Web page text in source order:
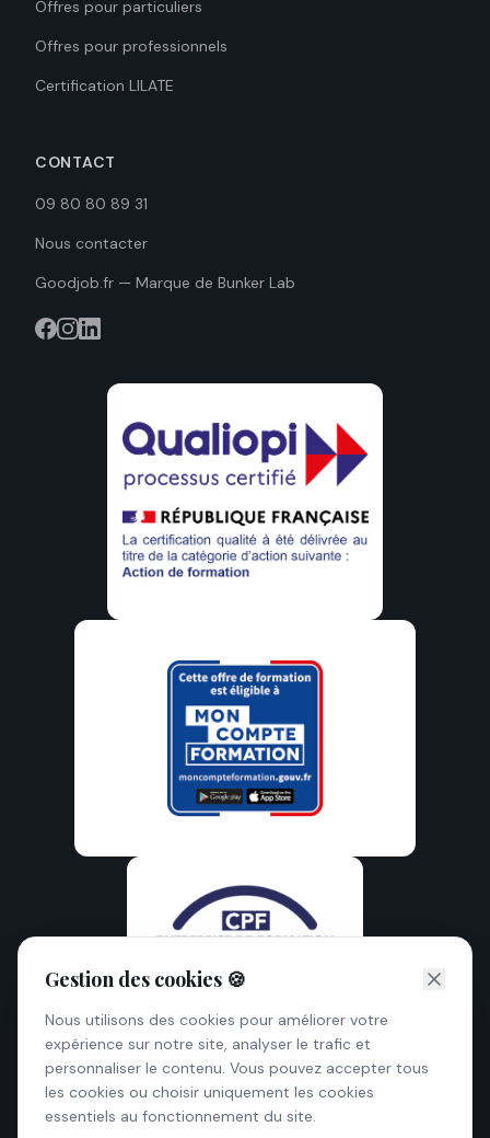
Offres pour particuliers
Offres pour professionnels
Certification LILATE
CONTACT
09 80 80 89 31
Nous contacter
Goodjob.fr — Marque de Bunker Lab
Gestion des cookies 🍪
Nous utilisons des cookies pour améliorer votre
expérience sur notre site, analyser le trafic et
personnaliser le contenu. Vous pouvez accepter tous
les cookies ou choisir uniquement les cookies
essentiels au fonctionnement du site.